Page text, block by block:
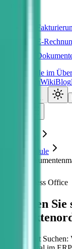
E-
Alle Module im
ReferenzenWikiBlog
Laden...
Module
Paperless Office
Befreien Sie
von
Finden statt